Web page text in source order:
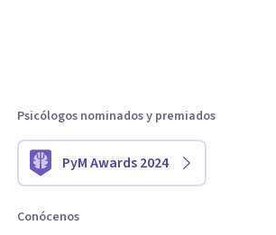
Psicólogos nominados y premiados
PyM Awards 2024
Conócenos